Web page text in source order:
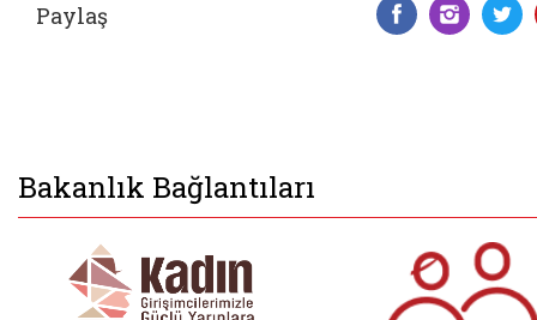
Paylaş
Bakanlık Bağlantıları